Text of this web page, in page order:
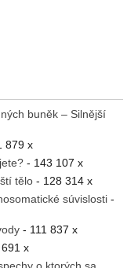
buněk – Silnější
879 x
- 143 107 x
tělo - 128 314 x
súvislosti -
- 111 837 x
x